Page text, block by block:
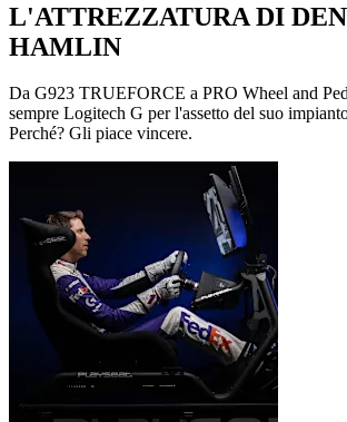
L'ATTREZZATURA DI
HAMLIN
Da G923 TRUEFORCE a PRO Wheel and
sempre Logitech G per l'assetto del suo
Perché? Gli piace vincere.